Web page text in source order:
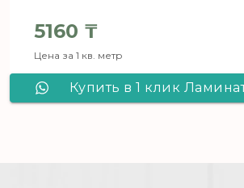
5160 ₸
Цена за 1 кв. метр
Купить в 1 клик